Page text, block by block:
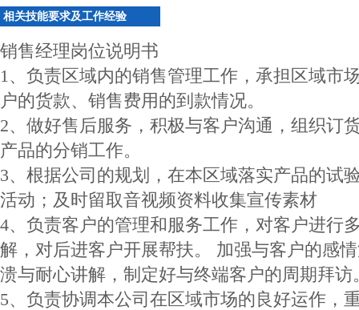
相关技能要求及工作经验
销售经理岗位说明书
1、负责区域内的销售管理工作，承担区域市
户的货款、销售费用的到款情况。
2、做好售后服务，积极与客户沟通，组织订
产品的分销工作。
3、根据公司的规划，在本区域落实产品的试
活动；及时留取音视频资料收集宣传素材
4、负责客户的管理和服务工作，对客户进行
解，对后进客户开展帮扶。 加强与客户的感
溃与耐心讲解，制定好与终端客户的周期拜访
5、负责协调本公司在区域市场的良好运作，